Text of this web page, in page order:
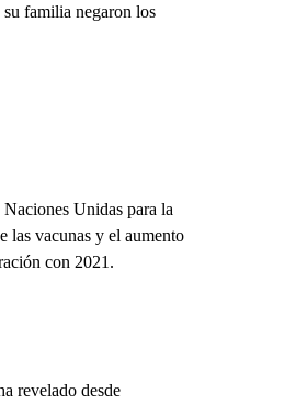
familia negaron los
Unidas para la
las vacunas y el aumento
con 2021.
revelado desde